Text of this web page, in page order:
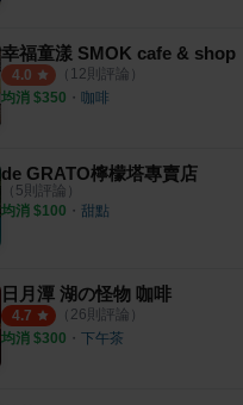
幸福童漾 SMOK cafe & shop
4.0 （ 12則評論）
均消 $350 ・ 咖啡
de GRATO檸檬塔專賣店
（ 5則評論）
均消 $100 ・ 甜點
日月潭 湖の怪物 咖啡
4.7 （ 26則評論）
均消 $300 ・ 下午茶